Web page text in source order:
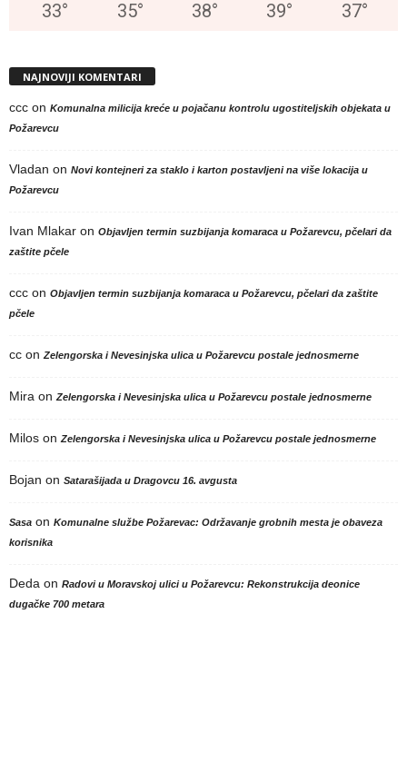
33° 35° 38° 39° 37°
NAJNOVIJI KOMENTARI
ccc on Komunalna milicija kreće u pojačanu kontrolu ugostiteljskih objekata u
Požarevcu
Vladan on Novi kontejneri za staklo i karton postavljeni na više lokacija u
Požarevcu
Ivan Mlakar on Objavljen termin suzbijanja komaraca u Požarevcu, pčelari da
zaštite pčele
ccc on Objavljen termin suzbijanja komaraca u Požarevcu, pčelari da zaštite
pčele
cc on Zelengorska i Nevesinjska ulica u Požarevcu postale jednosmerne
Mira on Zelengorska i Nevesinjska ulica u Požarevcu postale jednosmerne
Milos on Zelengorska i Nevesinjska ulica u Požarevcu postale jednosmerne
Bojan on Satarašijada u Dragovcu 16. avgusta
Sasa on Komunalne službe Požarevac: Održavanje grobnih mesta je obaveza
korisnika
Deda on Radovi u Moravskoj ulici u Požarevcu: Rekonstrukcija deonice
dugačke 700 metara